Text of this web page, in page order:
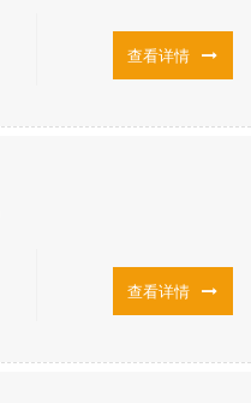
查看详情
查看详情